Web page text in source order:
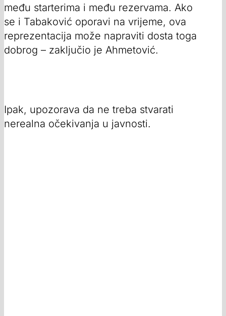
među starterima i među rezervama. Ako
se i Tabaković oporavi na vrijeme, ova
reprezentacija može napraviti dosta toga
dobrog – zaključio je Ahmetović.
Ipak, upozorava da ne treba stvarati
nerealna očekivanja u javnosti.